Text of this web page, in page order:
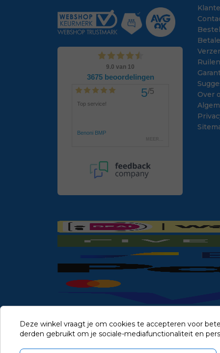
Over
Deze winkel vraagt je om cookies te accepteren voor
derden gebruikt om je sociale-mediafunctionaliteit en